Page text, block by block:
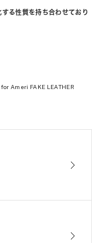
る性質を持ち合わせており
for Ameri FAKE LEATHER